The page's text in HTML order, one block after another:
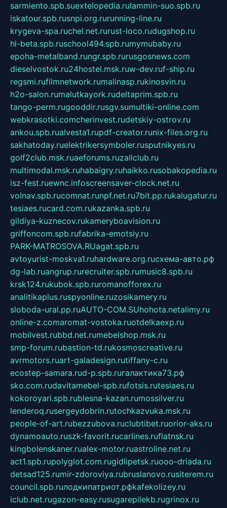
sarmiento.spb.suextelopedia.rulammin-suo.spb.ru
iskatour.spb.rusnpi.org.rurunning-line.ru
krygeva-spa.ruchel.net.rurust-loco.rudugshop.ru
hl-beta.spb.ruschool494.spb.rumymubaby.ru
epoha-metalband.rungr.spb.rurusgosnews.com
dieselvostok.ru24hostel.msk.ruw-dev.ruf-ship.ru
regsmi.rufilmnetwork.rumalinasp.rukinosvin.ru
h2o-salon.rumalutkayork.rudeltaprim.spb.ru
tango-perm.rugooddir.rusgv.sumultiki-online.com
webkrasotki.comcherinvest.rudetskiy-ostrov.ru
ankou.spb.rualvesta1.rupdf-creator.runix-files.org.ru
sakhatoday.ruelektrikersymboler.rusputnikyes.ru
golf2club.msk.ruaeforums.ruzallclub.ru
multimodal.msk.ruhabaigry.ruhaikko.rusobakopedia.ru
isz-fest.ruewnc.infoscreensaver-clock.net.ru
volnav.spb.rucomnat.runpf.net.ru7bit.pp.rukalugatur.ru
tesiaes.rucard.com.rukazanka.spb.ru
gildiya-kuznecov.rukameryboavision.ru
griffoncom.spb.rufabrika-emotsiy.ru
PARK-MATROSOVA.RUagat.spb.ru
avtoyurist-moskva1.ruhardware.org.ruсхема-авто.рф
dg-lab.ruangrup.rurecruiter.spb.rumusic8.spb.ru
krsk124.rukubok.spb.ruromanofforex.ru
analitikaplus.ruspyonline.ruzosikamery.ru
sloboda-ural.pp.ruAUTO-COM.SUhohota.netalimy.ru
online-z.comaromat-vostoka.ruotdelkaexp.ru
mobilvest.rubbd.net.rumebelshop.msk.ru
smp-forum.rubastion-td.rukosmoscreative.ru
avrmotors.ruart-galadesign.rutiffany-c.ru
ecostep-samara.rud-p.spb.ruгалактика73.рф
sko.com.rudavitamebel-spb.rufotsis.rutesiaes.ru
kokoroyari.spb.rublesna-kazan.rumossilver.ru
lenderoq.rusergeydobrin.rutochkazvuka.msk.ru
people-of-art.rubezzubova.ruclubtibet.ruorior-aks.ru
dynamoauto.ruszk-favorit.rucarlines.ruflatnsk.ru
kingbolenskaner.rualex-motor.ruastroline.net.ru
act1.spb.rupolyglot.com.rugidlipetsk.ruooo-driada.ru
detsad125.rumir-zdoroviya.rubruslanovo.rusiterem.ru
council.spb.ruлодкипатриот.рфkafekolizey.ru
iclub.net.rugazon-easy.rusugarepilekb.rugrinox.ru